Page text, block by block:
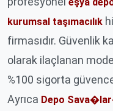
kurumsal taşımacılık
firmasıdır. Güvenlik
olarak ilaçlanan
%100 sigorta
Ayrıca Depo